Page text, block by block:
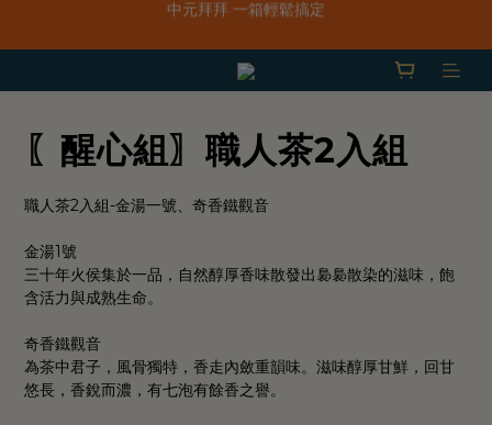
「一抹日嚐禮盒」早鳥限定價 $668，預購只到8/31！
新品上市｜春水鹹香洋蔥風味爆米花
「一抹日嚐禮盒」早鳥限定價 $668，預購只到8/31！
〖醒心組〗職人茶2入組
職人茶2入組-金湯一號、奇香鐵觀音
金湯1號
三十年火侯集於一品，自然醇厚香味散發出裊裊散染的滋味，飽
含活力與成熟生命。
奇香鐵觀音
為茶中君子，風骨獨特，香走內斂重韻味。滋味醇厚甘鮮，回甘
悠長，香銳而濃，有七泡有餘香之譽。